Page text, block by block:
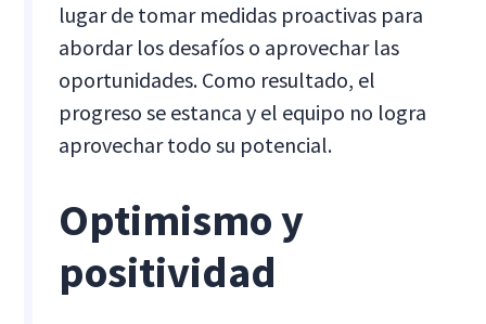
lugar de tomar medidas proactivas para
abordar los desafíos o aprovechar las
oportunidades. Como resultado, el
progreso se estanca y el equipo no logra
aprovechar todo su potencial.
Optimismo y
positividad